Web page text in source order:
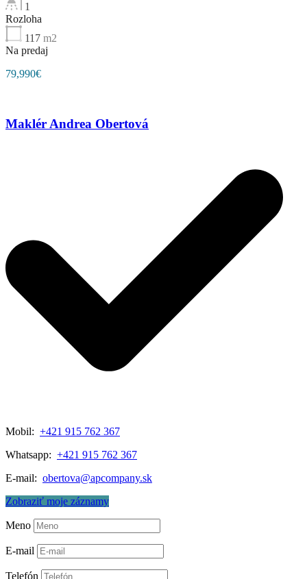
1
Rozloha
117 m2
Na predaj
79,990€
Maklér Andrea Obertová
Mobil: +421 915 762 367
Whatsapp: +421 915 762 367
E-mail: obertova@apcompany.sk
Zobraziť moje záznamy
Meno
E-mail
Telefón